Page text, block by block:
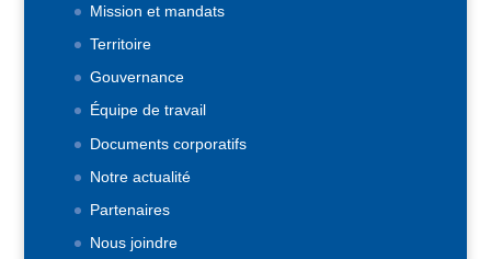
Mission et mandats
Territoire
Gouvernance
Équipe de travail
Documents corporatifs
Notre actualité
Partenaires
Nous joindre